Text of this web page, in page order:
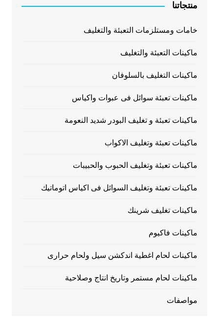
منتجاتنا
خامات ومستلزمات التعبئة والتغليف
ماكينات التعبئة والتغليف
ماكينات التغليف بالسلوفان
ماكينات تعبئة سوائل فى عبوات واكياس
ماكينات تعبئة و تغليف البودر شديد النعومة
ماكينات تعبئة وتغليف الاكواب
ماكينات تعبئة وتغليف الحبوب والحبيبات
ماكينات تعبئة وتغليف السوائل فى اكياس اتوماتيك
ماكينات تغليف شرينك
ماكينات فاكيوم
ماكينات لحام اغطية اندكشن سيل ولحام حرارى
ماكينات لحام مستمر وتاريخ انتاج وصلاحية
مواصفات